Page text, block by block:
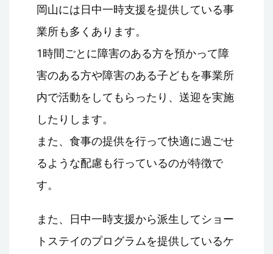
岡山には日中一時支援を提供している事
業所も多くあります。
1時間ごとに障害のある方を預かって障
害のある方や障害のある子どもを事業所
内で活動をしてもらったり、送迎を実施
したりします。
また、食事の提供を行って快適に過ごせ
るような配慮も行っているのが特徴で
す。
また、日中一時支援から派生してショー
トステイのプログラムを提供しているケ